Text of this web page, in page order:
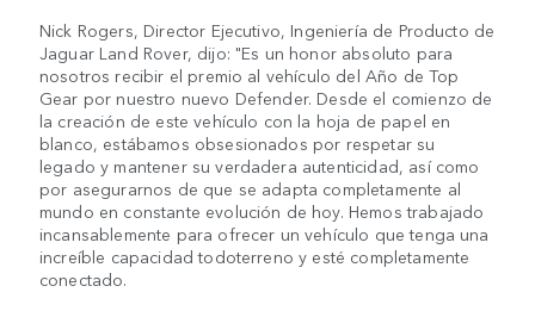
Nick Rogers, Director Ejecutivo, Ingeniería de Producto de
Jaguar Land Rover, dijo: "Es un honor absoluto para
nosotros recibir el premio al vehículo del Año de Top
Gear por nuestro nuevo Defender. Desde el comienzo de
la creación de este vehículo con la hoja de papel en
blanco, estábamos obsesionados por respetar su
legado y mantener su verdadera autenticidad, así como
por asegurarnos de que se adapta completamente al
mundo en constante evolución de hoy. Hemos trabajado
incansablemente para ofrecer un vehículo que tenga una
increíble capacidad todoterreno y esté completamente
conectado.